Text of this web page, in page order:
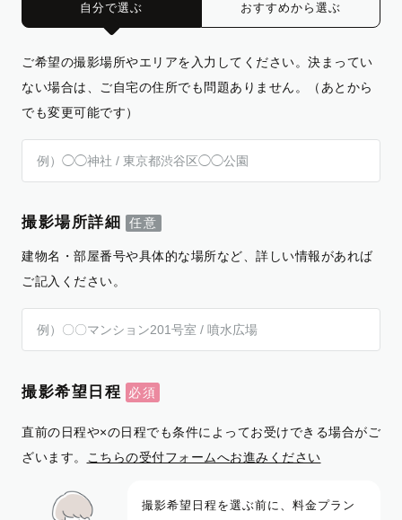
自分で選ぶ おすすめから選ぶ
ご希望の撮影場所やエリアを入力してください。決まってい
ない場合は、ご自宅の住所でも問題ありません。（あとから
でも変更可能です）
撮影場所詳細
建物名・部屋番号や具体的な場所など、詳しい情報があれば
ご記入ください。
撮影希望日程
直前の日程や×の日程でも条件によってお受けできる場合がご
ざいます。
こちらの受付フォームへお進みください
撮影希望日程を選ぶ前に、料金プラン